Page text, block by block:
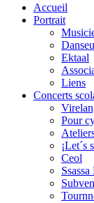
Accueil
Portrait
Ektaal
Liens
Concerts
Pour
¡Let´s
Ceol